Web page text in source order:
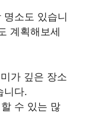
소도 있습니
계획해보세
가 깊은 장소
니다.
수 있는 많